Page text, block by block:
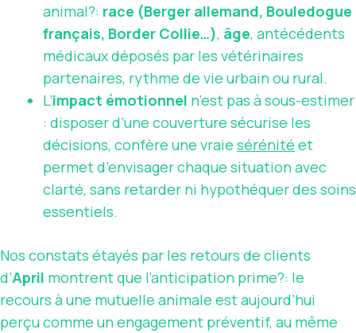
animal?: race (Berger allemand, Bouledogue
français, Border Collie…), âge, antécédents
médicaux déposés par les vétérinaires
partenaires, rythme de vie urbain ou rural.
L’impact émotionnel n’est pas à sous-estimer
: disposer d’une couverture sécurise les
décisions, confère une vraie sérénité et
permet d’envisager chaque situation avec
clarté, sans retarder ni hypothéquer des soins
essentiels.
Nos constats étayés par les retours de clients
d’April montrent que l’anticipation prime?: le
recours à une mutuelle animale est aujourd’hui
perçu comme un engagement préventif, au même